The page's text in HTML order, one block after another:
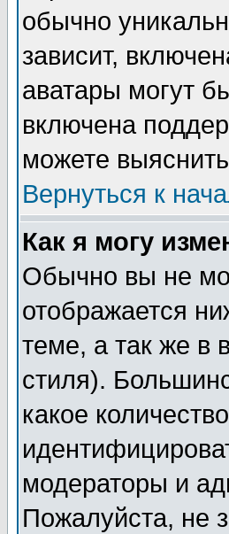
обычно
зависит,
аватары могут
включена
можете
Вернуться к
Как я могу
Обычно вы не
отображается
теме, а так же в
стиля).
какое
модераторы и
Пожалуйста, не